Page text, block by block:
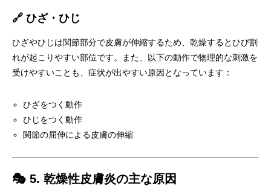
🔗 ひざ・ひじ
ひざやひじは関節部分で皮膚が伸縮するため、乾燥するとひび割
れが起こりやすい部位です。また、以下の動作で物理的な刺激を
受けやすいことも、症状が出やすい原因となっています：
ひざをつく動作
ひじをつく動作
関節の屈伸による皮膚の伸縮
🎭 5. 乾燥性皮膚炎の主な原因